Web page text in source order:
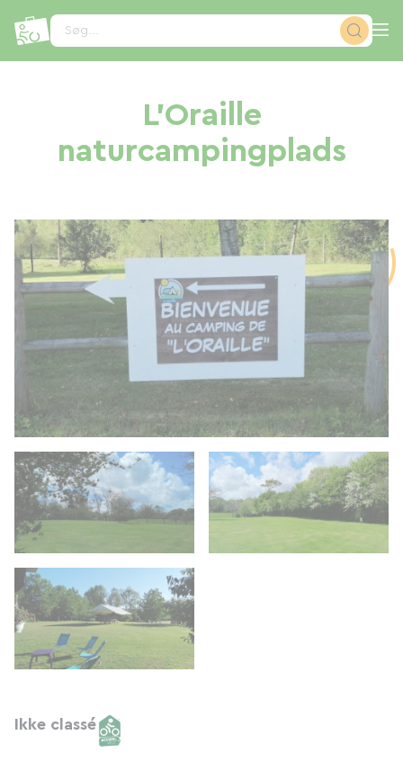
Søg...
L'Oraille
naturcampingplads
Ikke classé
CCookie-styringspanel